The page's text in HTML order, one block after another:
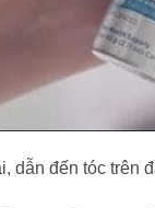
đến tóc trên